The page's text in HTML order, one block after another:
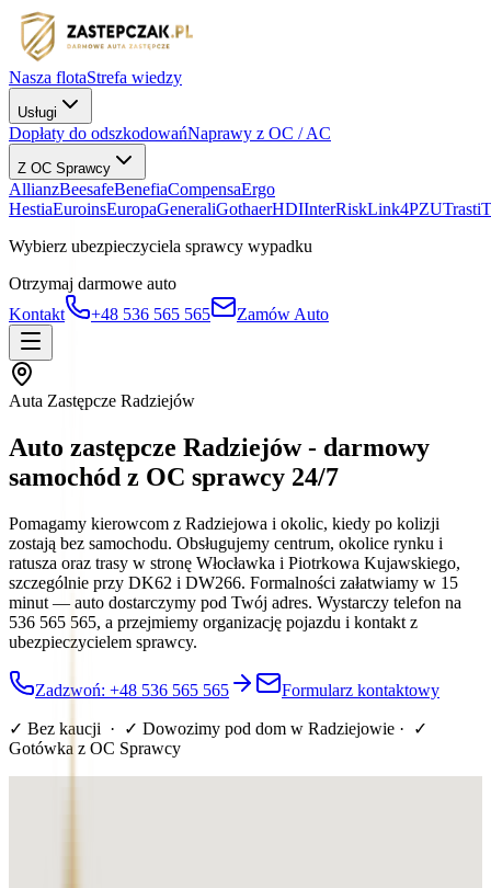
Nasza flotaStrefa wiedzy
Usługi
Dopłaty do odszkodowańNaprawy z OC / AC
Z OC Sprawcy
AllianzBeesafeBenefiaCompensaErgo
HestiaEuroinsEuropaGeneraliGothaerHDIInterRiskLink4PZUTrasti
Wybierz ubezpieczyciela sprawcy wypadku
Otrzymaj darmowe auto
Kontakt
+48 536 565 565 Zamów Auto
Auta Zastępcze Radziejów
Auto zastępcze Radziejów - darmowy
samochód z OC sprawcy 24/7
Pomagamy kierowcom z Radziejowa i okolic, kiedy po kolizji
zostają bez samochodu. Obsługujemy centrum, okolice rynku i
ratusza oraz trasy w stronę Włocławka i Piotrkowa Kujawskiego,
szczególnie przy DK62 i DW266. Formalności załatwiamy w 15
minut — auto dostarczymy pod Twój adres. Wystarczy telefon na
536 565 565, a przejmiemy organizację pojazdu i kontakt z
ubezpieczycielem sprawcy.
Zadzwoń: +48 536 565 565 Formularz kontaktowy
✓ Bez kaucji · ✓ Dowozimy pod dom w Radziejowie · ✓
Gotówka z OC Sprawcy